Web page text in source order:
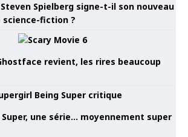
Spielberg signe-t-il son nouveau
science-fiction ?
revient, les rires beaucoup
Super, une série… moyennement super